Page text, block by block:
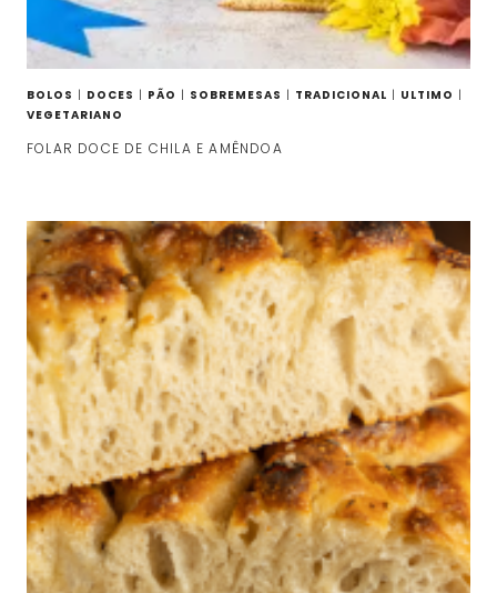
BOLOS | DOCES | PÃO | SOBREMESAS | TRADICIONAL | ULTIMO |
VEGETARIANO
FOLAR DOCE DE CHILA E AMÊNDOA